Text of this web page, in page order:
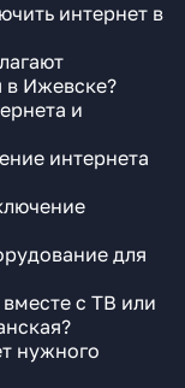
интернет в
в Ижевске?
и
интернета
для
с ТВ или
нужного